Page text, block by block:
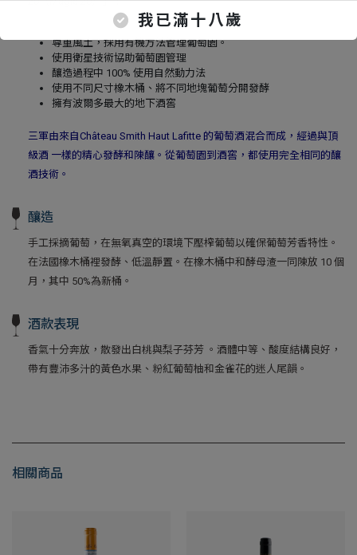
我已滿十八歲
尊重風土，採用有機方法管理葡萄園。
使用衛星技術協助葡萄園管理
釀造過程中 100% 使用自然動力法
使用不同尺寸橡木桶、將不同地塊葡萄分開發酵
擁有波爾多最大的地下酒窖
三軍由​​來自Château Smith Haut Lafitte 的葡萄酒混合而成，經過與頂
級酒 一樣的精心發酵和陳釀。從葡萄園到酒窖，都使用完全相同的釀
酒技術。
釀造
手工採摘葡萄，在無氧真空的環境下壓榨葡萄以確保葡萄芳香特性。
在法國橡木桶裡發酵、低溫靜置。在橡木桶中和酵母渣一同陳放 10 個
月，其中 50%為新桶。
酒款表現
香氣十分奔放，散發出白桃與梨子芬芳 。酒體中等、酸度結構良好，
帶有豐沛多汁的黃色水果、粉紅葡萄柚和金雀花的迷人尾韻。
相關商品